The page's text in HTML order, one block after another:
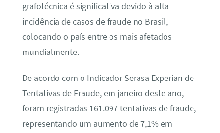
grafotécnica é significativa devido à alta
incidência de casos de fraude no Brasil,
colocando o país entre os mais afetados
mundialmente.
De acordo com o Indicador Serasa Experian de
Tentativas de Fraude, em janeiro deste ano,
foram registradas 161.097 tentativas de fraude,
representando um aumento de 7,1% em